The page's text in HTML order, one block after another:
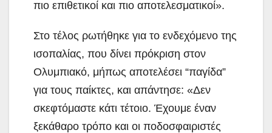
πιο επιθετικοί και πιο αποτελεσματικοί».
Στο τέλος ρωτήθηκε για το ενδεχόμενο της
ισοπαλίας, που δίνει πρόκριση στον
Ολυμπιακό, μήπως αποτελέσει “παγίδα”
για τους παίκτες, και απάντησε: «Δεν
σκεφτόμαστε κάτι τέτοιο. Έχουμε έναν
ξεκάθαρο τρόπο και οι ποδοσφαιριστές